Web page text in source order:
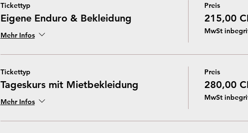
Tickettyp
Eigene Enduro & Bekleidung
Mehr Infos
Preis
215,00
MwSt
Tickettyp
Tageskurs mit Mietbekleidung
Mehr Infos
Preis
280,00
MwSt